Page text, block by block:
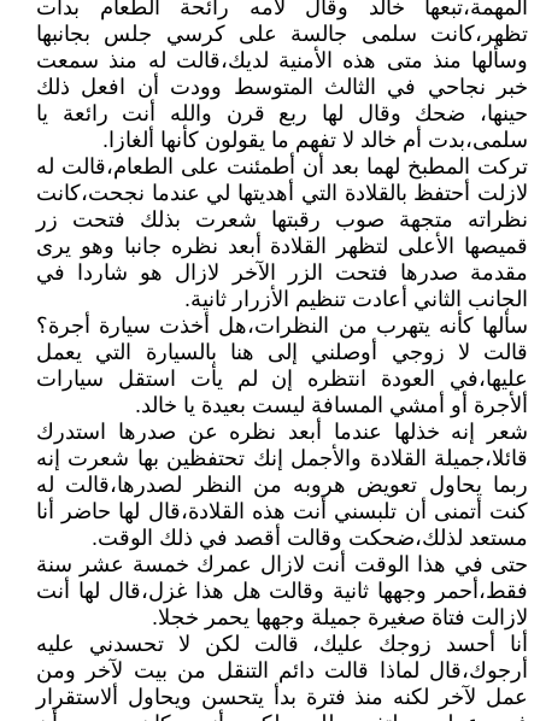
المهمة،تبعها خالد وقال لأمه رائحة الطعام بدأت
تظهر،كانت سلمى جالسة على كرسي جلس بجانبها
وسألها منذ متى هذه الأمنية لديك،قالت له منذ سمعت
خبر نجاحي في الثالث المتوسط وودت أن افعل ذلك
حينها، ضحك وقال لها ربع قرن والله أنت رائعة يا
سلمى،بدت أم خالد لا تفهم ما يقولون كأنها ألغازا.
تركت المطبخ لهما بعد أن أطمئنت على الطعام،قالت له
لازلت أحتفظ بالقلادة التي أهديتها لي عندما نجحت،كانت
نظراته متجهة صوب رقبتها شعرت بذلك فتحت زر
قميصها الأعلى لتظهر القلادة أبعد نظره جانبا وهو يرى
مقدمة صدرها فتحت الزر الآخر لازال هو شاردا في
الجانب الثاني أعادت تنظيم الأزرار ثانية.
سألها كأنه يتهرب من النظرات،هل أخذت سيارة أجرة؟
قالت لا زوجي أوصلني إلى هنا بالسيارة التي يعمل
عليها،في العودة انتظره إن لم يأت استقل سيارات
ألأجرة أو أمشي المسافة ليست بعيدة يا خالد.
شعر إنه خذلها عندما أبعد نظره عن صدرها استدرك
قائلا،جميلة القلادة والأجمل إنك تحتفظين بها شعرت إنه
ربما يحاول تعويض هروبه من النظر لصدرها،قالت له
كنت أتمنى أن تلبسني أنت هذه القلادة،قال لها حاضر أنا
مستعد لذلك،ضحكت وقالت أقصد في ذلك الوقت.
حتى في هذا الوقت أنت لازال عمرك خمسة عشر سنة
فقط،أحمر وجهها ثانية وقالت هل هذا غزل،قال لها أنت
لازالت فتاة صغيرة جميلة وجهها يحمر خجلا.
أنا أحسد زوجك عليك، قالت لكن لا تحسدني عليه
أرجوك،قال لماذا قالت دائم التنقل من بيت لآخر ومن
عمل لآخر لكنه منذ فترة بدأ يتحسن ويحاول ألاستقرار